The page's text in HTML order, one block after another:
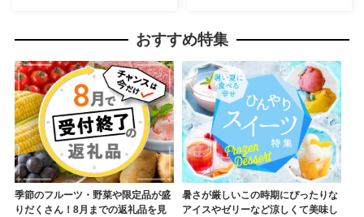
おすすめ特集
季節のフルーツ・野菜や限定品が盛
りだくさん！8月までの返礼品を見
暑さが厳しいこの時期にぴったりな
アイスやゼリーなど涼しくて美味し